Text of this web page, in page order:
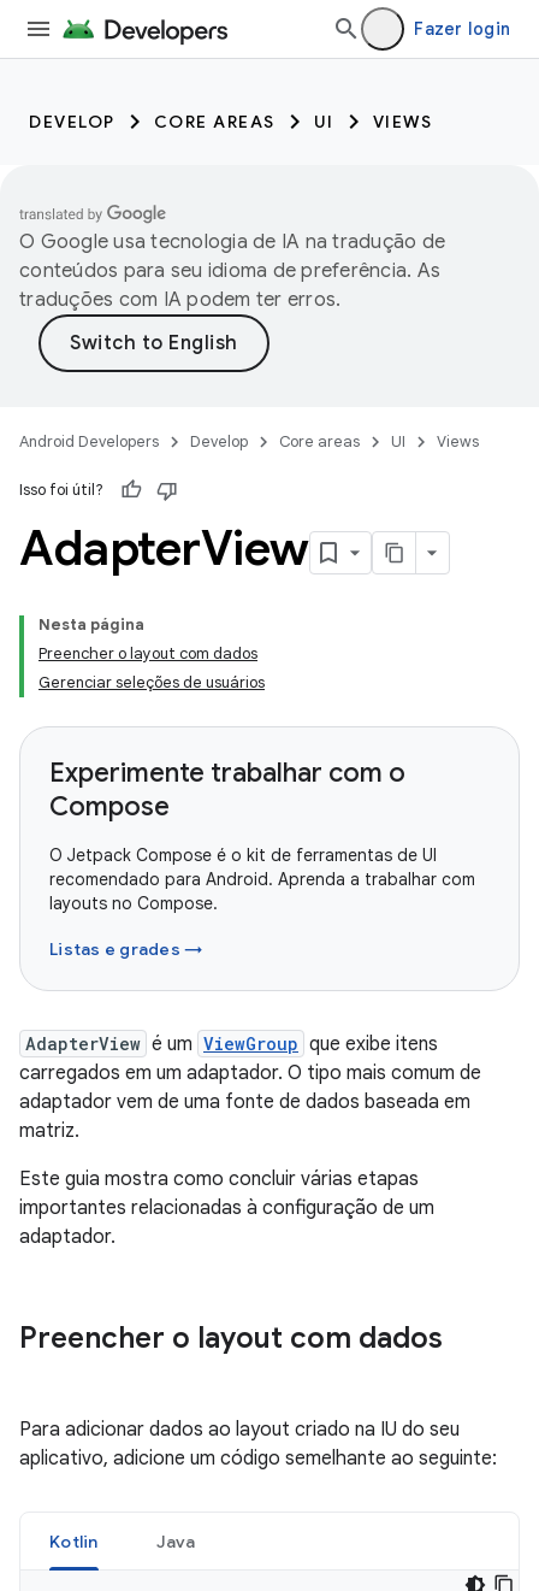
Fazer login
DEVELOP CORE AREAS UI VIEWS
O Google usa tecnologia de IA na tradução de
conteúdos para seu idioma de preferência. As
traduções com IA podem ter erros.
Android Developers Develop Core areas UI Views
Isso foi útil?
AdapterView
Nesta página
Preencher o layout com dados
Gerenciar seleções de usuários
Experimente trabalhar com o
Compose
O Jetpack Compose é o kit de ferramentas de UI
recomendado para Android. Aprenda a trabalhar com
layouts no Compose.
Listas e grades →
AdapterView é um ViewGroup que exibe itens
carregados em um adaptador. O tipo mais comum de
adaptador vem de uma fonte de dados baseada em
matriz.
Este guia mostra como concluir várias etapas
importantes relacionadas à configuração de um
adaptador.
Preencher o layout com dados
Para adicionar dados ao layout criado na IU do seu
aplicativo, adicione um código semelhante ao seguinte:
Kotlin Java